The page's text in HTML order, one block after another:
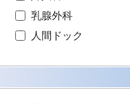
乳腺外科
人間ドック